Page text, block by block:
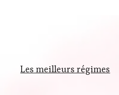
Les meilleurs régimes